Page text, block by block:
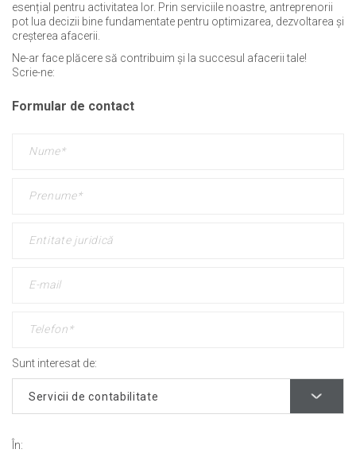
esențial pentru activitatea lor. Prin serviciile noastre, antreprenorii
pot lua decizii bine fundamentate pentru optimizarea, dezvoltarea și
creșterea afacerii.
Ne-ar face plăcere să contribuim și la succesul afacerii tale!
Scrie-ne:
Formular de contact
Sunt interesat de:
În: